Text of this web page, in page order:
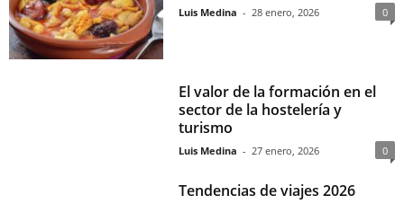
Luis Medina - 28 enero, 2026 0
El valor de la formación en el
sector de la hostelería y
turismo
Luis Medina - 27 enero, 2026 0
Tendencias de viajes 2026